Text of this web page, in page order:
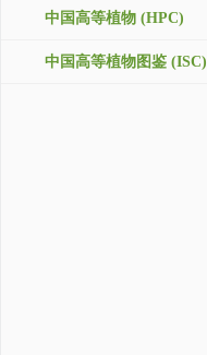
中国高等植物 (HPC)
中国高等植物图鉴 (ISC)